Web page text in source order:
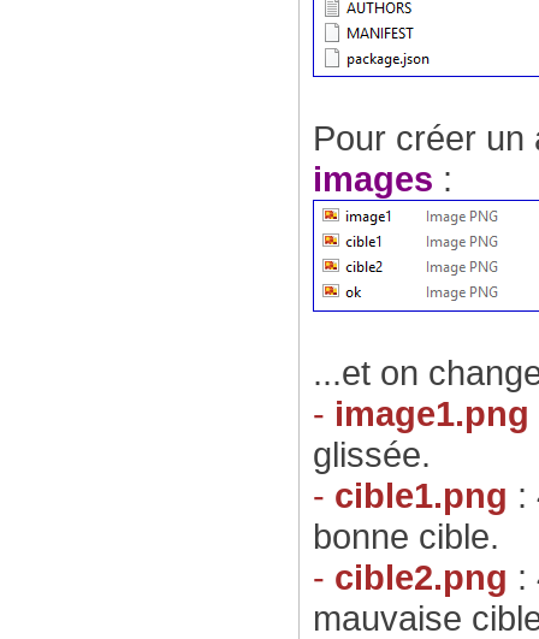
Pour créer un
images :
...et on
- image1.png
glissée.
- cible1.png :
bonne cible.
- cible2.png :
mauvaise